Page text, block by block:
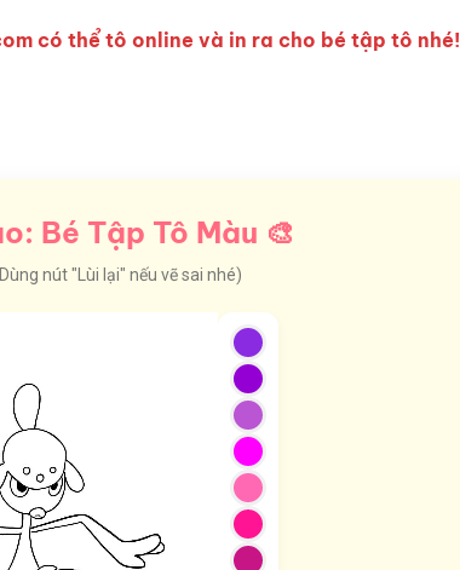
có thể tô online và in ra cho bé tập tô nhé!
Bé Tập Tô Màu 🎨
nút "Lùi lại" nếu vẽ sai nhé)